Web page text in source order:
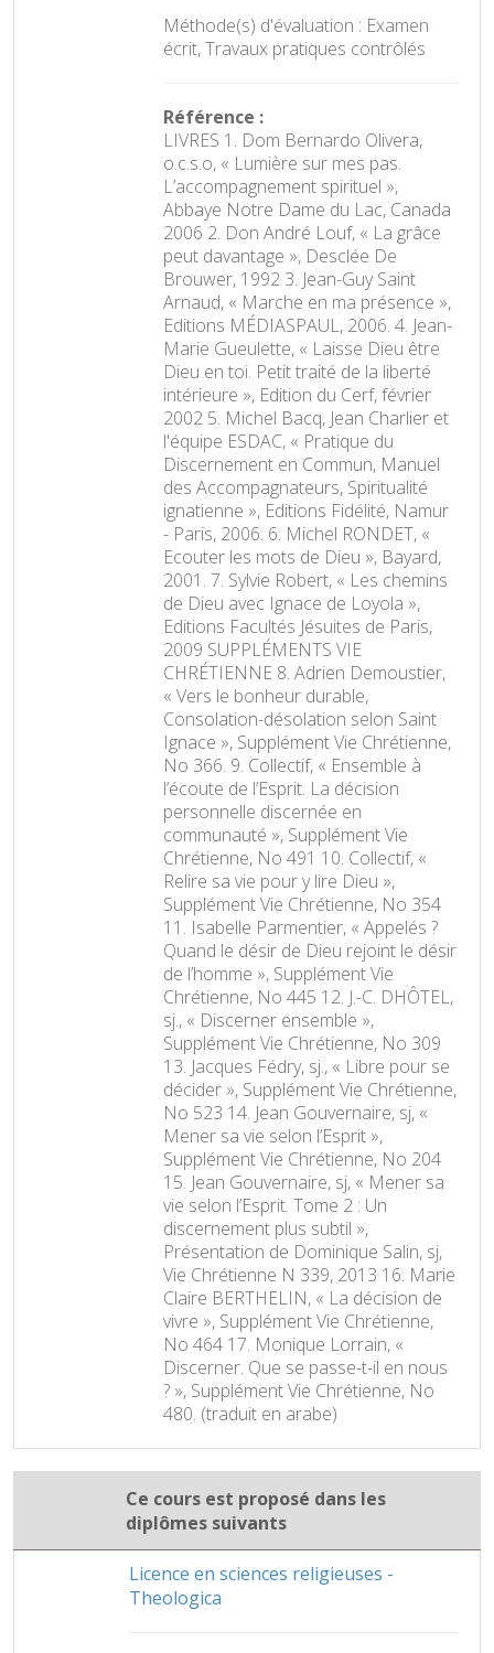
Méthode(s) d'évaluation : Examen
écrit, Travaux pratiques contrôlés
Référence :
LIVRES 1. Dom Bernardo Olivera,
o.c.s.o, « Lumière sur mes pas.
L’accompagnement spirituel »,
Abbaye Notre Dame du Lac, Canada
2006 2. Don André Louf, « La grâce
peut davantage », Desclée De
Brouwer, 1992 3. Jean-Guy Saint
Arnaud, « Marche en ma présence »,
Editions MÉDIASPAUL, 2006. 4. Jean-
Marie Gueulette, « Laisse Dieu être
Dieu en toi. Petit traité de la liberté
intérieure », Edition du Cerf, février
2002 5. Michel Bacq, Jean Charlier et
l'équipe ESDAC, « Pratique du
Discernement en Commun, Manuel
des Accompagnateurs, Spiritualité
ignatienne », Editions Fidélité, Namur
- Paris, 2006. 6. Michel RONDET, «
Ecouter les mots de Dieu », Bayard,
2001. 7. Sylvie Robert, « Les chemins
de Dieu avec Ignace de Loyola »,
Editions Facultés Jésuites de Paris,
2009 SUPPLÉMENTS VIE
CHRÉTIENNE 8. Adrien Demoustier,
« Vers le bonheur durable,
Consolation-désolation selon Saint
Ignace », Supplément Vie Chrétienne,
No 366. 9. Collectif, « Ensemble à
l’écoute de l’Esprit. La décision
personnelle discernée en
communauté », Supplément Vie
Chrétienne, No 491 10. Collectif, «
Relire sa vie pour y lire Dieu »,
Supplément Vie Chrétienne, No 354
11. Isabelle Parmentier, « Appelés ?
Quand le désir de Dieu rejoint le désir
de l’homme », Supplément Vie
Chrétienne, No 445 12. J.-C. DHÔTEL,
sj., « Discerner ensemble »,
Supplément Vie Chrétienne, No 309
13. Jacques Fédry, sj., « Libre pour se
décider », Supplément Vie Chrétienne,
No 523 14. Jean Gouvernaire, sj, «
Mener sa vie selon l’Esprit »,
Supplément Vie Chrétienne, No 204
15. Jean Gouvernaire, sj, « Mener sa
vie selon l’Esprit. Tome 2 : Un
discernement plus subtil »,
Présentation de Dominique Salin, sj,
Vie Chrétienne N 339, 2013 16. Marie
Claire BERTHELIN, « La décision de
vivre », Supplément Vie Chrétienne,
No 464 17. Monique Lorrain, «
Discerner. Que se passe-t-il en nous
? », Supplément Vie Chrétienne, No
480. (traduit en arabe)
Ce cours est proposé dans les
diplômes suivants
Licence en sciences religieuses -
Theologica